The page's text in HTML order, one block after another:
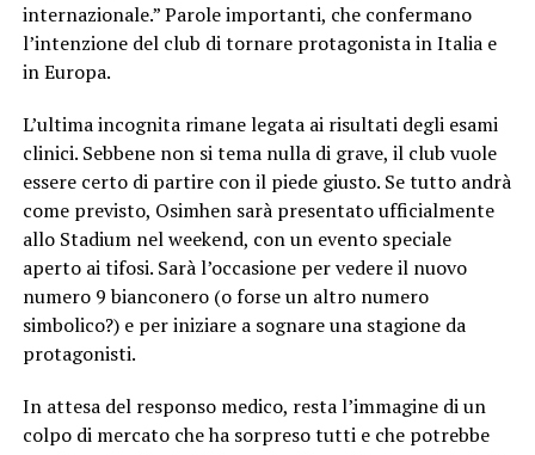
internazionale.” Parole importanti, che confermano
l’intenzione del club di tornare protagonista in Italia e
in Europa.
L’ultima incognita rimane legata ai risultati degli esami
clinici. Sebbene non si tema nulla di grave, il club vuole
essere certo di partire con il piede giusto. Se tutto andrà
come previsto, Osimhen sarà presentato ufficialmente
allo Stadium nel weekend, con un evento speciale
aperto ai tifosi. Sarà l’occasione per vedere il nuovo
numero 9 bianconero (o forse un altro numero
simbolico?) e per iniziare a sognare una stagione da
protagonisti.
In attesa del responso medico, resta l’immagine di un
colpo di mercato che ha sorpreso tutti e che potrebbe